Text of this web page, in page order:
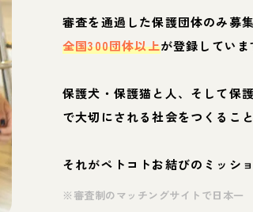
審査を通過した保護団体のみ募
全国300団体以上が登録していま
保護犬・保護猫と人、そして保
で大切にされる社会をつくること
それがペトコトお結びのミッショ
※審査制のマッチングサイトで日本一